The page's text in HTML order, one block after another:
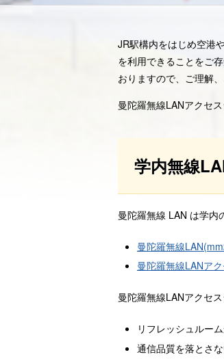
大
学
院
大
学
情
報
基
セ
ン
タ
ー
JR駅構内をはじめ空港
を利用できることをご
おりますので、ご理解
曼陀羅無線LANアクセ
学内無線
曼陀羅無線 LAN は学内
曼陀羅無線
曼陀羅無線LANア
曼陀羅無線LANアクセ
リフレッシュルー
通信品質を落とさ